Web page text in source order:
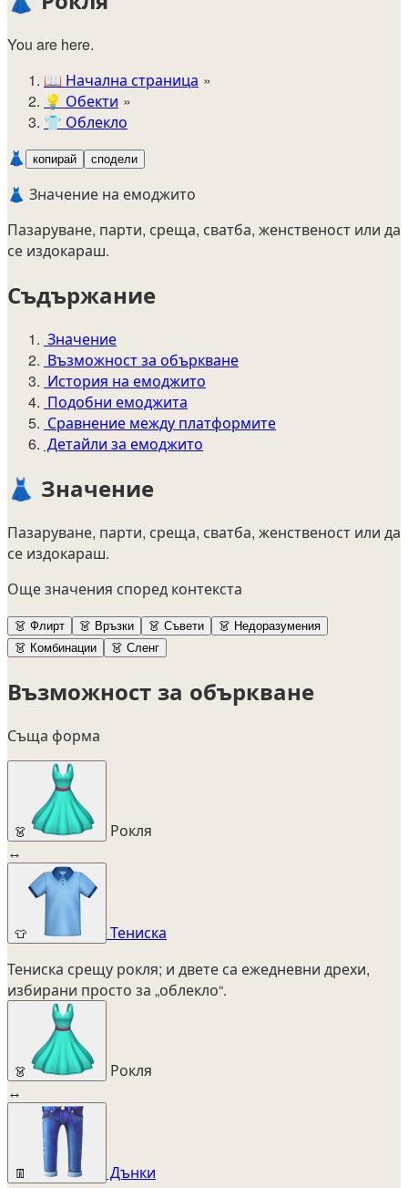
You are here.
📖 Начална страница
💡️ Обекти
👕 Облекло
👗
копирай сподели
👗 Значение на емоджито
Пазаруване, парти, среща, сватба, женственост или да
се издокараш.
Съдържание
Значение
Възможност за объркване
История на емоджито
Подобни емоджита
Сравнение между платформите
Детайли за емоджито
👗 Значение
Пазаруване, парти, среща, сватба, женственост или да
се издокараш.
Още значения според контекста
👗 Флирт 👗 Връзки 👗 Съвети 👗 Недоразумения
👗 Комбинации 👗 Сленг
Възможност за объркване
Съща форма
👗
Рокля
↔
👕
Тениска
Тениска срещу рокля; и двете са ежедневни дрехи,
избирани просто за „облекло“.
👗
Рокля
↔
👖
Дънки